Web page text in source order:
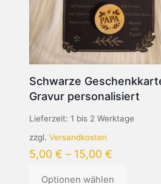
Schwarze
Gravur personalisiert
Lieferzeit: 1 bis 2 Werktage
zzgl. Versandkosten
5,00 € – 15,00 €
Optionen wählen